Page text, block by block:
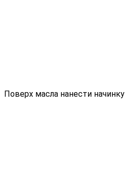
Поверх масла нанести